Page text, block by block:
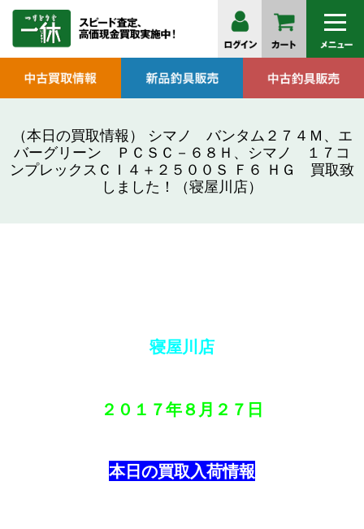
（本日の買取情報） シマノ バンタム２７４Ｍ、エ
バーグリーン ＰＣＳＣ－６８Ｈ、シマノ １７コ
ンプレックスＣＩ４＋２５００Ｓ Ｆ６ ＨＧ 買取致
しました！（寝屋川店）
寝屋川店
２０１７年８月２７ 日
本日の買取入荷情報